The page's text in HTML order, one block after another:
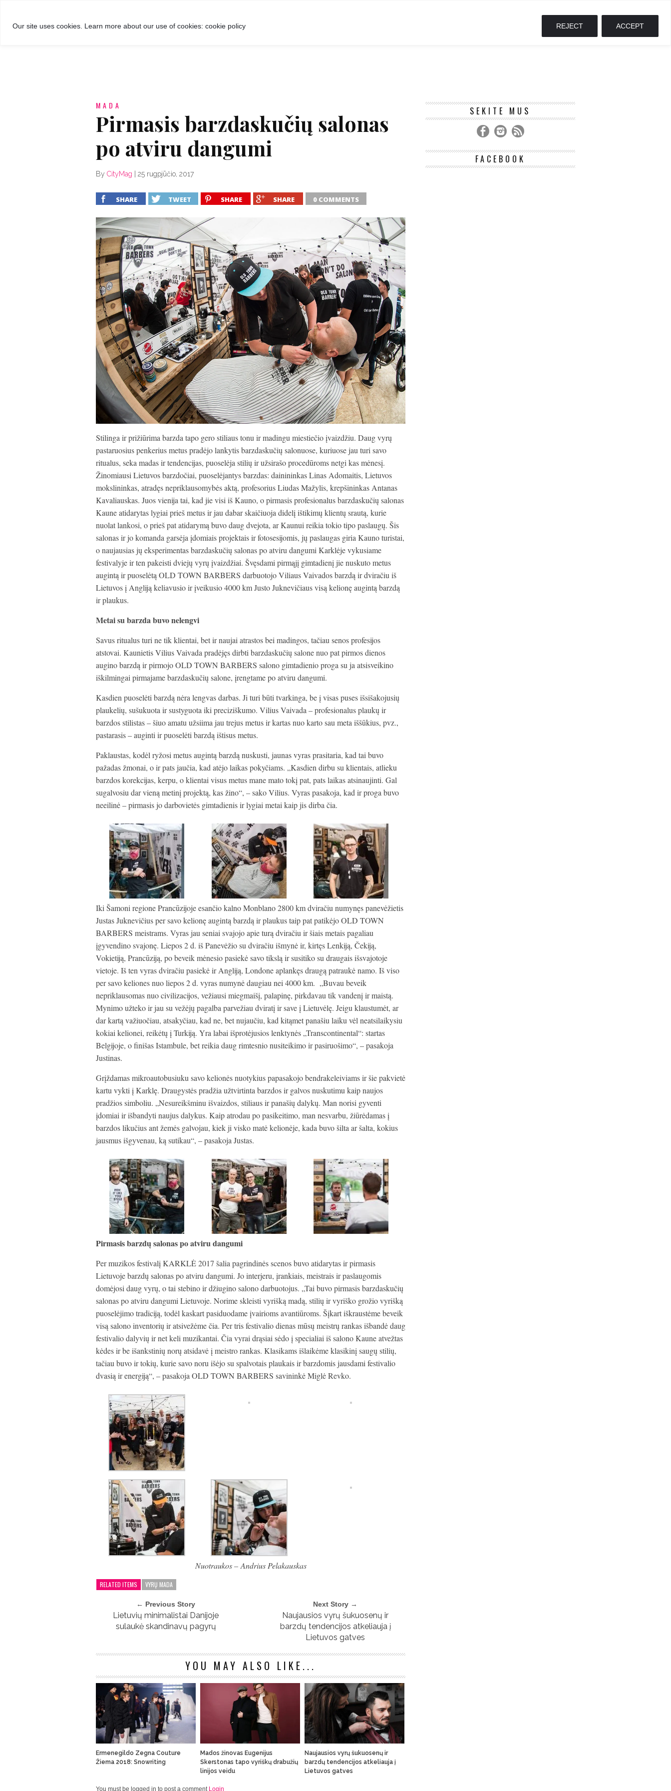
Our site uses cookies. Learn more about our use of cookies: cookie policy REJECT ACCEPT
MADA
Pirmasis barzdaskučių salonas
po atviru dangumi
By CityMag 25 rugpjūčio, 2017
SHARE TWEET SHARE SHARE 0 COMMENTS
Stilinga ir prižiūrima barzda tapo gero stiliaus tonu ir madingu miestiečio įvaizdžiu. Daug vyrų
pastaruosius penkerius metus pradėjo lankytis barzdaskučių salonuose, kuriuose jau turi savo
ritualus, seka madas ir tendencijas, puoselėja stilių ir užsirašo procedūroms netgi kas mėnesį.
Žinomiausi Lietuvos barzdočiai, puoselėjantys barzdas: dainininkas Linas Adomaitis, Lietuvos
mokslininkas, atradęs nepriklausomybės aktą, profesorius Liudas Mažylis, krepšininkas Antanas
Kavaliauskas. Juos vienija tai, kad jie visi iš Kauno, o pirmasis profesionalus barzdaskučių salonas
Kaune atidarytas lygiai prieš metus ir jau dabar skaičiuoja didelį ištikimų klientų srautą, kurie
nuolat lankosi, o prieš pat atidarymą buvo daug dvejota, ar Kaunui reikia tokio tipo paslaugų. Šis
salonas ir jo komanda garsėja įdomiais projektais ir fotosesijomis, jų paslaugas giria Kauno turistai,
o naujausias jų eksperimentas barzdaskučių salonas po atviru dangumi Karklėje vykusiame
festivalyje ir ten pakeisti dviejų vyrų įvaizdžiai. Švęsdami pirmąjį gimtadienį jie nuskuto metus
augintą ir puoselėtą OLD TOWN BARBERS darbuotojo Viliaus Vaivados barzdą ir dviračiu iš
Lietuvos į Angliją keliavusio ir įveikusio 4000 km Justo Juknevičiaus visą kelionę augintą barzdą
ir plaukus.
Metai su barzda buvo nelengvi
Savus ritualus turi ne tik klientai, bet ir naujai atrastos bei madingos, tačiau senos profesijos
atstovai. Kaunietis Vilius Vaivada pradėjęs dirbti barzdaskučių salone nuo pat pirmos dienos
augino barzdą ir pirmojo OLD TOWN BARBERS salono gimtadienio proga su ja atsisveikino
iškilmingai pirmajame barzdaskučių salone, įrengtame po atviru dangumi.
Kasdien puoselėti barzdą nėra lengvas darbas. Ji turi būti tvarkinga, be į visas puses išsišakojusių
plaukelių, sušukuota ir sustyguota iki preciziškumo. Vilius Vaivada – profesionalus plaukų ir
barzdos stilistas – šiuo amatu užsiima jau trejus metus ir kartas nuo karto sau meta iššūkius, pvz.,
pastarasis – auginti ir puoselėti barzdą ištisus metus.
Paklaustas, kodėl ryžosi metus augintą barzdą nuskusti, jaunas vyras prasitaria, kad tai buvo
pažadas žmonai, o ir pats jaučia, kad atėjo laikas pokyčiams. „Kasdien dirbu su klientais, atlieku
barzdos korekcijas, kerpu, o klientai visus metus mane mato tokį pat, pats laikas atsinaujinti. Gal
sugalvosiu dar vieną metinį projektą, kas žino“, – sako Vilius. Vyras pasakoja, kad ir proga buvo
neeilinė – pirmasis jo darbovietės gimtadienis ir lygiai metai kaip jis dirba čia.
Iki Šamoni regione Prancūzijoje esančio kalno Monblano 2800 km dviračiu numynęs panevėžietis
Justas Juknevičius per savo kelionę augintą barzdą ir plaukus taip pat patikėjo OLD TOWN
BARBERS meistrams. Vyras jau seniai svajojo apie turą dviračiu ir šiais metais pagaliau
įgyvendino svajonę. Liepos 2 d. iš Panevėžio su dviračiu išmynė ir, kirtęs Lenkiją, Čekiją,
Vokietiją, Prancūziją, po beveik mėnesio pasiekė savo tikslą ir susitiko su draugais išsvajotoje
vietoje. Iš ten vyras dviračiu pasiekė ir Angliją, Londone aplankęs draugą patraukė namo. Iš viso
per savo keliones nuo liepos 2 d. vyras numynė daugiau nei 4000 km. „Buvau beveik
nepriklausomas nuo civilizacijos, vežiausi miegmaišį, palapinę, pirkdavau tik vandenį ir maistą.
Mynimo užteko ir jau su vežėjų pagalba parvežiau dviratį ir save į Lietuvėlę. Jeigu klaustumėt, ar
dar kartą važiuočiau, atsakyčiau, kad ne, bet nujaučiu, kad kitąmet panašiu laiku vėl neatsilaikysiu
kokiai kelionei, reikėtų į Turkiją. Yra labai išprotėjusios lenktynės „Transcontinental“: startas
Belgijoje, o finišas Istambule, bet reikia daug rimtesnio nusiteikimo ir pasiruošimo“, – pasakoja
Justinas.
Grįždamas mikroautobusiuku savo kelionės nuotykius papasakojo bendrakeleiviams ir šie pakvietė
kartu vykti į Karklę. Draugystės pradžia užtvirtinta barzdos ir galvos nuskutimu kaip naujos
pradžios simboliu. „Nesureikšminu išvaizdos, stiliaus ir panašių dalykų. Man norisi gyventi
įdomiai ir išbandyti naujus dalykus. Kaip atrodau po pasikeitimo, man nesvarbu, žiūrėdamas į
barzdos likučius ant žemės galvojau, kiek ji visko matė kelionėje, kada buvo šilta ar šalta, kokius
jausmus išgyvenau, ką sutikau“, – pasakoja Justas.
Pirmasis barzdų salonas po atviru dangumi
Per muzikos festivalį KARKLĖ 2017 šalia pagrindinės scenos buvo atidarytas ir pirmasis
Lietuvoje barzdų salonas po atviru dangumi. Jo interjeru, įrankiais, meistrais ir paslaugomis
domėjosi daug vyrų, o tai stebino ir džiugino salono darbuotojus. „Tai buvo pirmasis barzdaskučių
salonas po atviru dangumi Lietuvoje. Norime skleisti vyrišką madą, stilių ir vyriško grožio vyrišką
puoselėjimo tradiciją, todėl kaskart pasiduodame įvairioms avantiūroms. Šįkart iškraustėme beveik
visą salono inventorių ir atsivežėme čia. Per tris festivalio dienas mūsų meistrų rankas išbandė daug
festivalio dalyvių ir net keli muzikantai. Čia vyrai drąsiai sėdo į specialiai iš salono Kaune atvežtas
kėdes ir be išankstinių norų atsidavė į meistro rankas. Klasikams išlaikėme klasikinį saugų stilių,
tačiau buvo ir tokių, kurie savo noru išėjo su spalvotais plaukais ir barzdomis jausdami festivalio
dvasią ir energiją“, – pasakoja OLD TOWN BARBERS savininkė Miglė Revko.
Nuotraukos – Andrius Pelakauskas
RELATED ITEMS VYRŲ MADA
← Previous Story
Lietuvių minimalistai Danijoje
sulaukė skandinavų pagyrų
Next Story →
Naujausios vyrų šukuosenų ir
barzdų tendencijos atkeliauja į
Lietuvos gatves
YOU MAY ALSO LIKE...
Ermenegildo Zegna Couture
Žiema 2018: Snowriting
Mados žinovas Eugenijus
Skerstonas tapo vyriškų drabužių
linijos veidu
Naujausios vyrų šukuosenų ir
barzdų tendencijos atkeliauja į
Lietuvos gatves
You must be logged in to post a comment Login
SEKITE MUS
FACEBOOK